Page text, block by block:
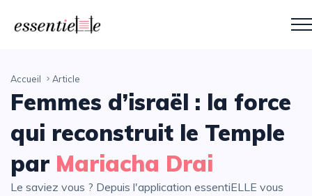
Accueil Article
Femmes d’israël : la force
qui reconstruit le Temple
par Mariacha Drai
Le saviez vous ? Depuis l'application essentiELLE vous